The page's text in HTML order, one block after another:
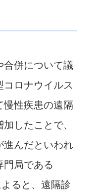
併について議
ロナウイルス
慢性疾患の遠隔
したことで、
進んだといわれ
門局である
ると、遠隔診